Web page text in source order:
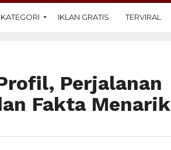
KATEGORI IKLAN GRATIS TERVIRAL
Perjalanan
Fakta Menarik